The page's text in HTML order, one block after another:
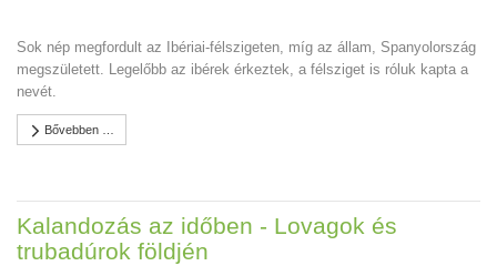
Sok nép megfordult az Ibériai-félszigeten, míg az állam, Spanyolország
megszületett. Legelőbb az ibérek érkeztek, a félsziget is róluk kapta a
nevét.
Bővebben …
Kalandozás az időben - Lovagok és
trubadúrok földjén